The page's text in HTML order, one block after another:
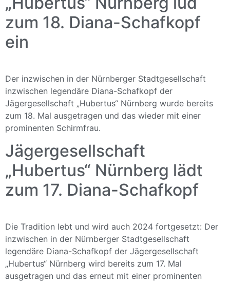
zum 18. Diana-Schafkopf
ein
Der inzwischen in der Nürnberger Stadtgesellschaft
inzwischen legendäre Diana-Schafkopf der
Jägergesellschaft „Hubertus“ Nürnberg wurde bereits
zum 18. Mal ausgetragen und das wieder mit einer
prominenten Schirmfrau.
Jägergesellschaft
„Hubertus“ Nürnberg lädt
zum 17. Diana-Schafkopf
Die Tradition lebt und wird auch 2024 fortgesetzt: Der
inzwischen in der Nürnberger Stadtgesellschaft
legendäre Diana-Schafkopf der Jägergesellschaft
„Hubertus“ Nürnberg wird bereits zum 17. Mal
ausgetragen und das erneut mit einer prominenten